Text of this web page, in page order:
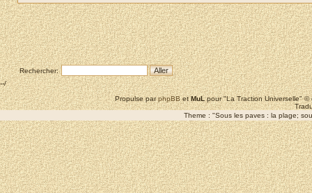
Rechercher:
--/
Propulse parphpBBetMuLpour "La Traction Universelle"
Theme : "Sous les paves : la plage;